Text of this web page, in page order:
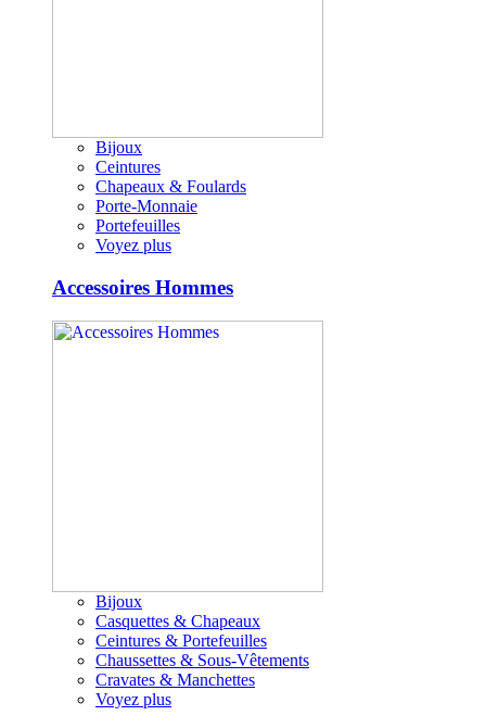
Bijoux
Ceintures
Chapeaux & Foulards
Porte-Monnaie
Portefeuilles
Voyez plus
Accessoires Hommes
Bijoux
Casquettes & Chapeaux
Ceintures & Portefeuilles
Chaussettes & Sous-Vêtements
Cravates & Manchettes
Voyez plus